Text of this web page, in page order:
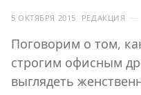
5 ОКТЯБРЯ 2015 РЕДАКЦИЯ
Поговорим о том,
строгим офисным
выглядеть